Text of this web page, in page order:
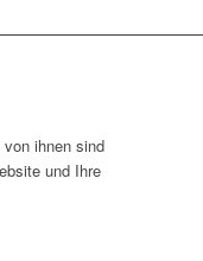
ihnen sind
und Ihre